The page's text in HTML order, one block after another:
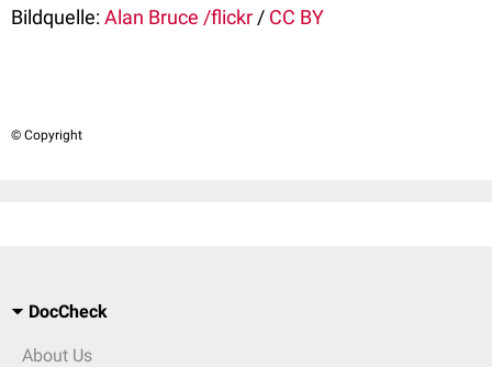
Bildquelle:Alan Bruce /flickr / CC BY
© Copyright
DocCheck
About Us